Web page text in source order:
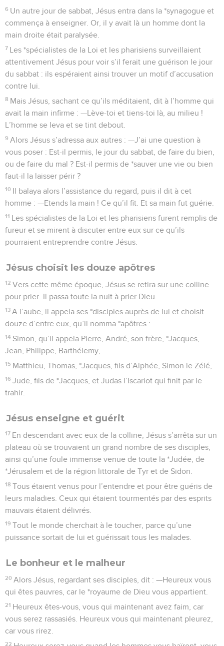
6 Un autre jour de sabbat, Jésus entra dans la *synagogue et
commença à enseigner. Or, il y avait là un homme dont la
main droite était paralysée.
7 Les *spécialistes de la Loi et les pharisiens surveillaient
attentivement Jésus pour voir s’il ferait une guérison le jour
du sabbat : ils espéraient ainsi trouver un motif d’accusation
contre lui.
8 Mais Jésus, sachant ce qu’ils méditaient, dit à l’homme qui
avait la main infirme : —Lève-toi et tiens-toi là, au milieu !
L’homme se leva et se tint debout.
9 Alors Jésus s’adressa aux autres : —J’ai une question à
vous poser : Est-il permis, le jour du sabbat, de faire du bien,
ou de faire du mal ? Est-il permis de *sauver une vie ou bien
faut-il la laisser périr ?
10 Il balaya alors l’assistance du regard, puis il dit à cet
homme : —Etends la main ! Ce qu’il fit. Et sa main fut guérie.
11 Les spécialistes de la Loi et les pharisiens furent remplis de
fureur et se mirent à discuter entre eux sur ce qu’ils
pourraient entreprendre contre Jésus.
Jésus choisit les douze apôtres
12 Vers cette même époque, Jésus se retira sur une colline
pour prier. Il passa toute la nuit à prier Dieu.
13 A l’aube, il appela ses *disciples auprès de lui et choisit
douze d’entre eux, qu’il nomma *apôtres :
14 Simon, qu’il appela Pierre, André, son frère, *Jacques,
Jean, Philippe, Barthélemy,
15 Matthieu, Thomas, *Jacques, fils d’Alphée, Simon le Zélé,
16 Jude, fils de *Jacques, et Judas l’Iscariot qui finit par le
trahir.
Jésus enseigne et guérit
17 En descendant avec eux de la colline, Jésus s’arrêta sur un
plateau où se trouvaient un grand nombre de ses disciples,
ainsi qu’une foule immense venue de toute la *Judée, de
*Jérusalem et de la région littorale de Tyr et de Sidon.
18 Tous étaient venus pour l’entendre et pour être guéris de
leurs maladies. Ceux qui étaient tourmentés par des esprits
mauvais étaient délivrés.
19 Tout le monde cherchait à le toucher, parce qu’une
puissance sortait de lui et guérissait tous les malades.
Le bonheur et le malheur
20 Alors Jésus, regardant ses disciples, dit : —Heureux vous
qui êtes pauvres, car le *royaume de Dieu vous appartient.
21 Heureux êtes-vous, vous qui maintenant avez faim, car
vous serez rassasiés. Heureux vous qui maintenant pleurez,
car vous rirez.
22